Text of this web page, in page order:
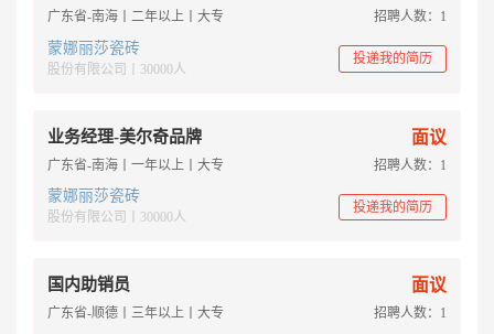
广东省-南海丨二年以上丨大专 招聘人数：1
蒙娜丽莎瓷砖
股份有限公司丨30000人
投递我的简历
业务经理-美尔奇品牌 面议
广东省-南海丨一年以上丨大专 招聘人数：1
蒙娜丽莎瓷砖
股份有限公司丨30000人
投递我的简历
国内助销员 面议
广东省-顺德丨三年以上丨大专 招聘人数：1